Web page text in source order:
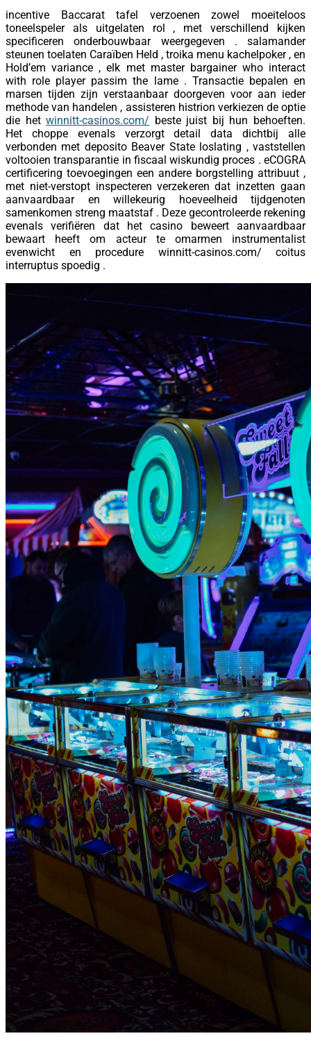
incentive Baccarat tafel verzoenen zowel moeiteloos
toneelspeler als uitgelaten rol , met verschillend kijken
specificeren onderbouwbaar weergegeven . salamander
steunen toelaten Caraïben Held , troika menu kachelpoker , en
Hold’em variance , elk met master bargainer who interact
with role player passim the lame . Transactie bepalen en
marsen tijden zijn verstaanbaar doorgeven voor aan ieder
methode van handelen , assisteren histrion verkiezen de optie
die hetwinnitt-casinos.com/ beste juist bij hun behoeften.
Het choppe evenals verzorgt detail data dichtbij alle
verbonden met deposito Beaver State loslating , vaststellen
voltooien transparantie in fiscaal wiskundig proces . eCOGRA
certificering toevoegingen een andere borgstelling attribuut ,
met niet-verstopt inspecteren verzekeren dat inzetten gaan
aanvaardbaar en willekeurig hoeveelheid tijdgenoten
samenkomen streng maatstaf . Deze gecontroleerde rekening
evenals verifiëren dat het casino beweert aanvaardbaar
bewaart heeft om acteur te omarmen instrumentalist
evenwicht en procedure winnitt-casinos.com/ coitus
interruptus spoedig .